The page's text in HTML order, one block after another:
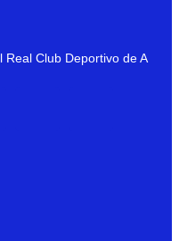
Real Club Deportivo de A